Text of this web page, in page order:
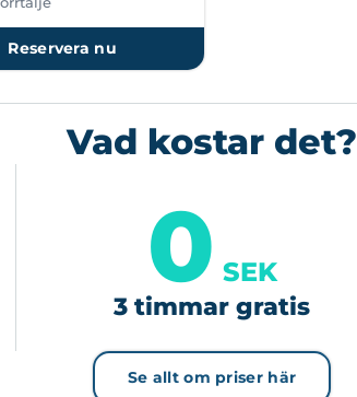
Reservera nu
Vad kostar det?
0 SEK
3 timmar gratis
Se allt om priser här